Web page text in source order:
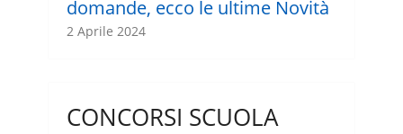
domande, ecco le ultime Novità
2 Aprile 2024
CONCORSI SCUOLA